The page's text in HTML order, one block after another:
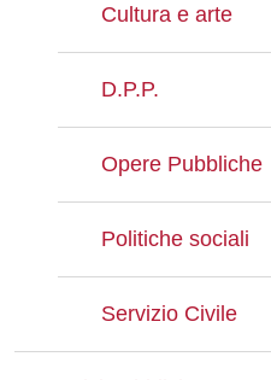
Cultura e arte
D.P.P.
Opere Pubbliche
Politiche sociali
Servizio Civile